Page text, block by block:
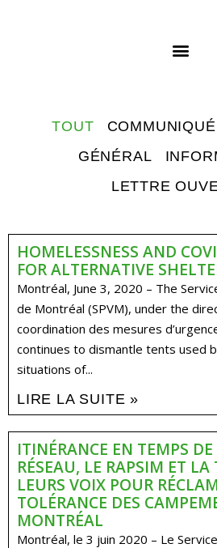
GÉNÉRAL
LETTRE
TOUT
HOMELESSNESS AND
FOR ALTERNATIVE
Montréal, June 3, 2020 – The
de Montréal (SPVM), under the
coordination des mesures
continues to dismantle tents used
situations of...
LIRE LA SUITE »
ITINÉRANCE EN TEMPS
RÉSEAU, LE RAPSIM ET
LEURS VOIX POUR
TOLÉRANCE DES
MONTRÉAL
Montréal, le 3 juin 2020 – Le